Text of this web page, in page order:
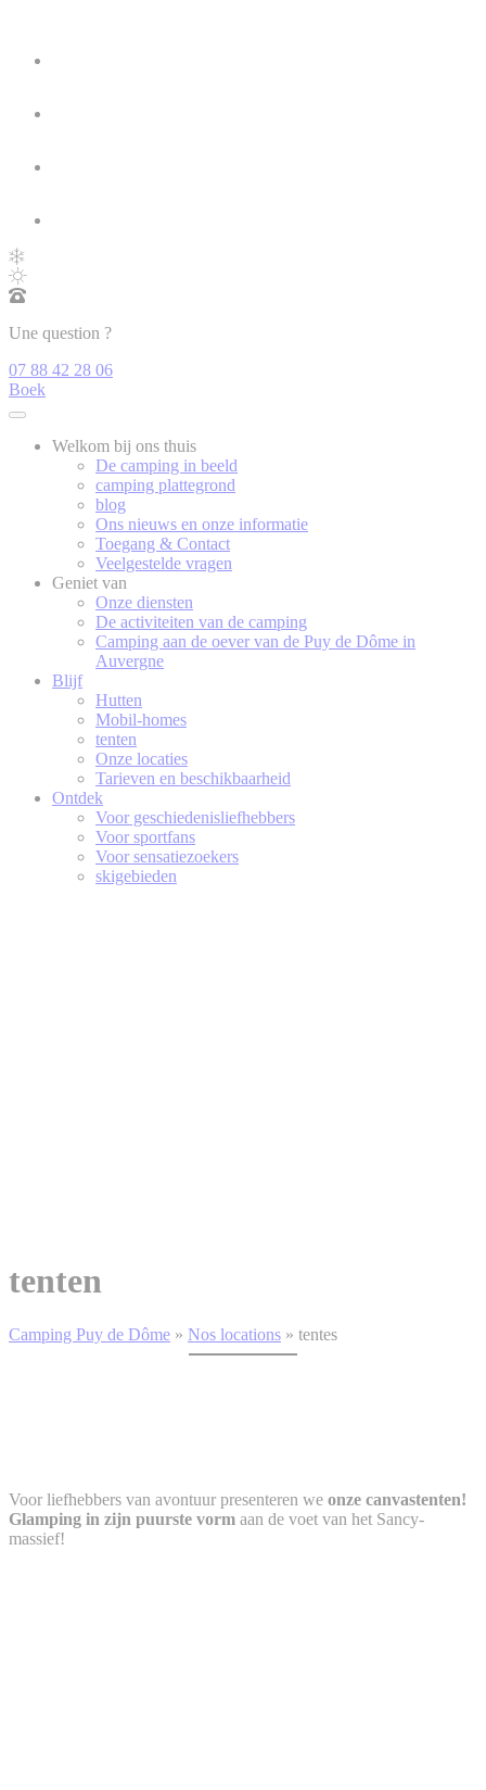
Une question ?
07 88 42 28 06
Boek
Welkom bij ons thuis
De camping in beeld
camping plattegrond
blog
Ons nieuws en onze informatie
Toegang & Contact
Veelgestelde vragen
Geniet van
Onze diensten
De activiteiten van de camping
Camping aan de oever van de Puy de Dôme in
Auvergne
Blijf
Hutten
Mobil-homes
tenten
Onze locaties
Tarieven en beschikbaarheid
Ontdek
Voor geschiedenisliefhebbers
Voor sportfans
Voor sensatiezoekers
skigebieden
tenten
Camping Puy de Dôme » Nos locations » tentes
Voor liefhebbers van avontuur presenteren we onze canvastenten!
Glamping in zijn puurste vorm aan de voet van het Sancy-
massief!